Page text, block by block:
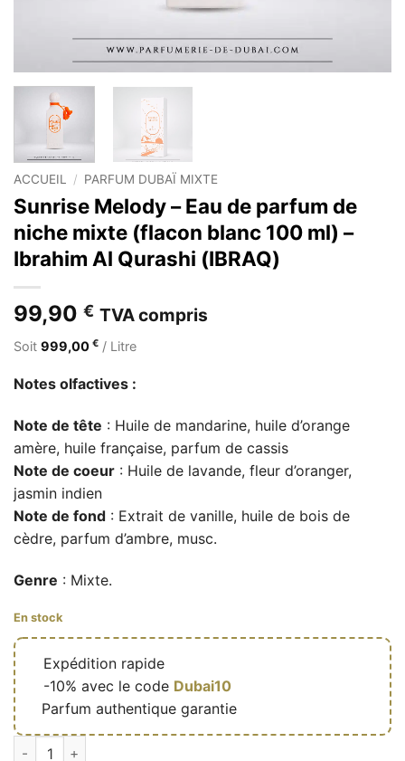
ACCUEIL / PARFUM DUBAÏ MIXTE
Sunrise Melody – Eau de parfum de
niche mixte (flacon blanc 100 ml) –
Ibrahim Al Qurashi (IBRAQ)
99,90 € TVA compris
Soit 999,00 € / Litre
Notes olfactives :
Note de tête : Huile de mandarine, huile d’orange
amère, huile française, parfum de cassis
Note de coeur : Huile de lavande, fleur d’oranger,
jasmin indien
Note de fond : Extrait de vanille, huile de bois de
cèdre, parfum d’ambre, musc.
Genre : Mixte.
En stock
Expédition rapide
-10% avec le code Dubai10
Parfum authentique garantie
quantité de Sunrise Melody – Eau de parfum de niche mixte